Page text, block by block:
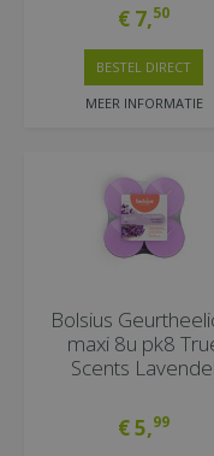
€ 7,50
MEER INFORMATIE
BESTEL DIRECT
Bolsius
maxi 8u pk8
Scents Lavendel
€5,99